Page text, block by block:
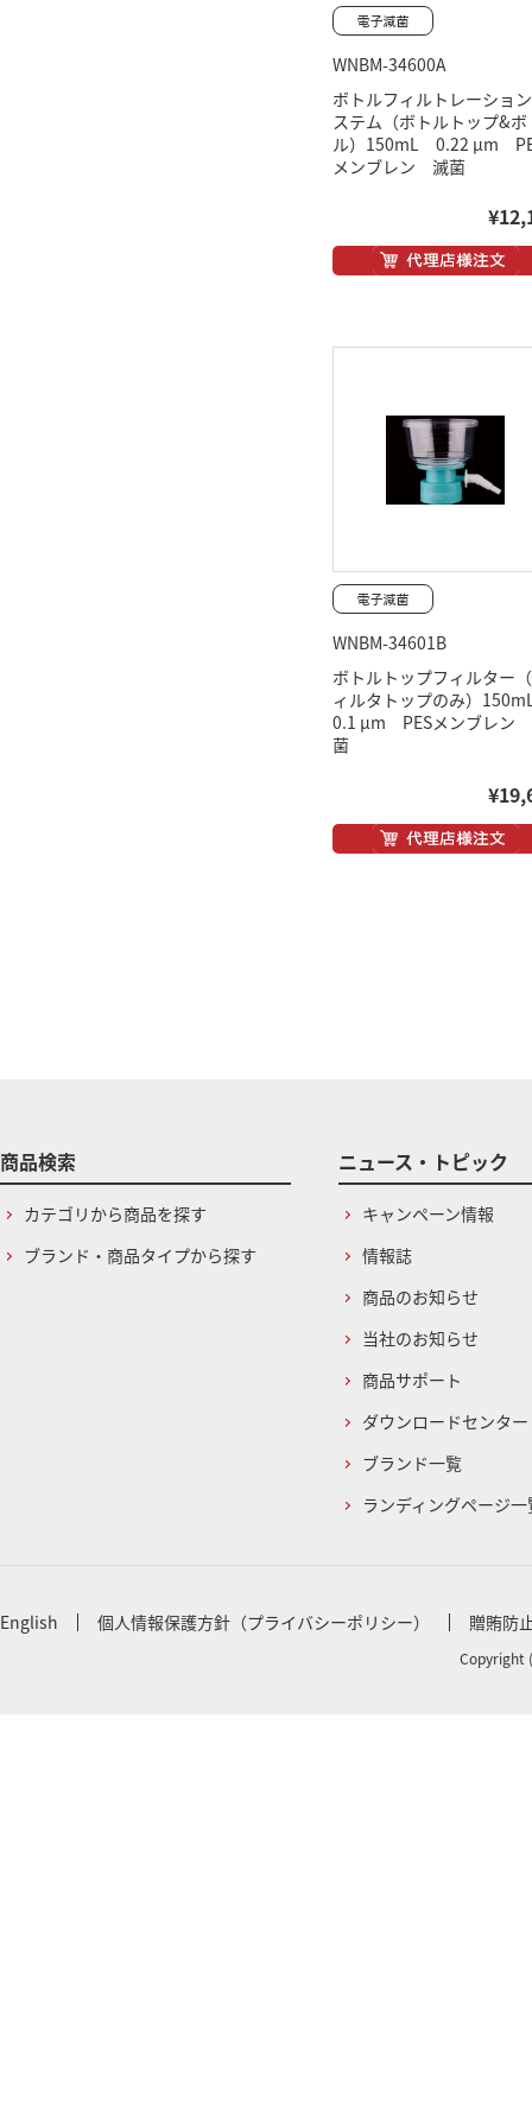
WNBM-34600A
ボトルフィルトレーショ
ステム（ボトルトップ&ボ
ル）150mL 0.22 μm
メンブレン 滅菌
WNBM-34601B
ボトルトップフィルター
ィルタトップのみ）
0.1 μm PESメンブレン
菌
商品検索
カテゴリから商品を探す
ブランド・商品タイプから探す
ニュース・トピック
キャンペーン情報
情報誌
商品のお知らせ
当社のお知らせ
商品サポート
ダウンロードセンター
ブランド一覧
ランディングページ一
English 個人情報保護方針（プライバシーポリシー） 贈賄防
Copyright